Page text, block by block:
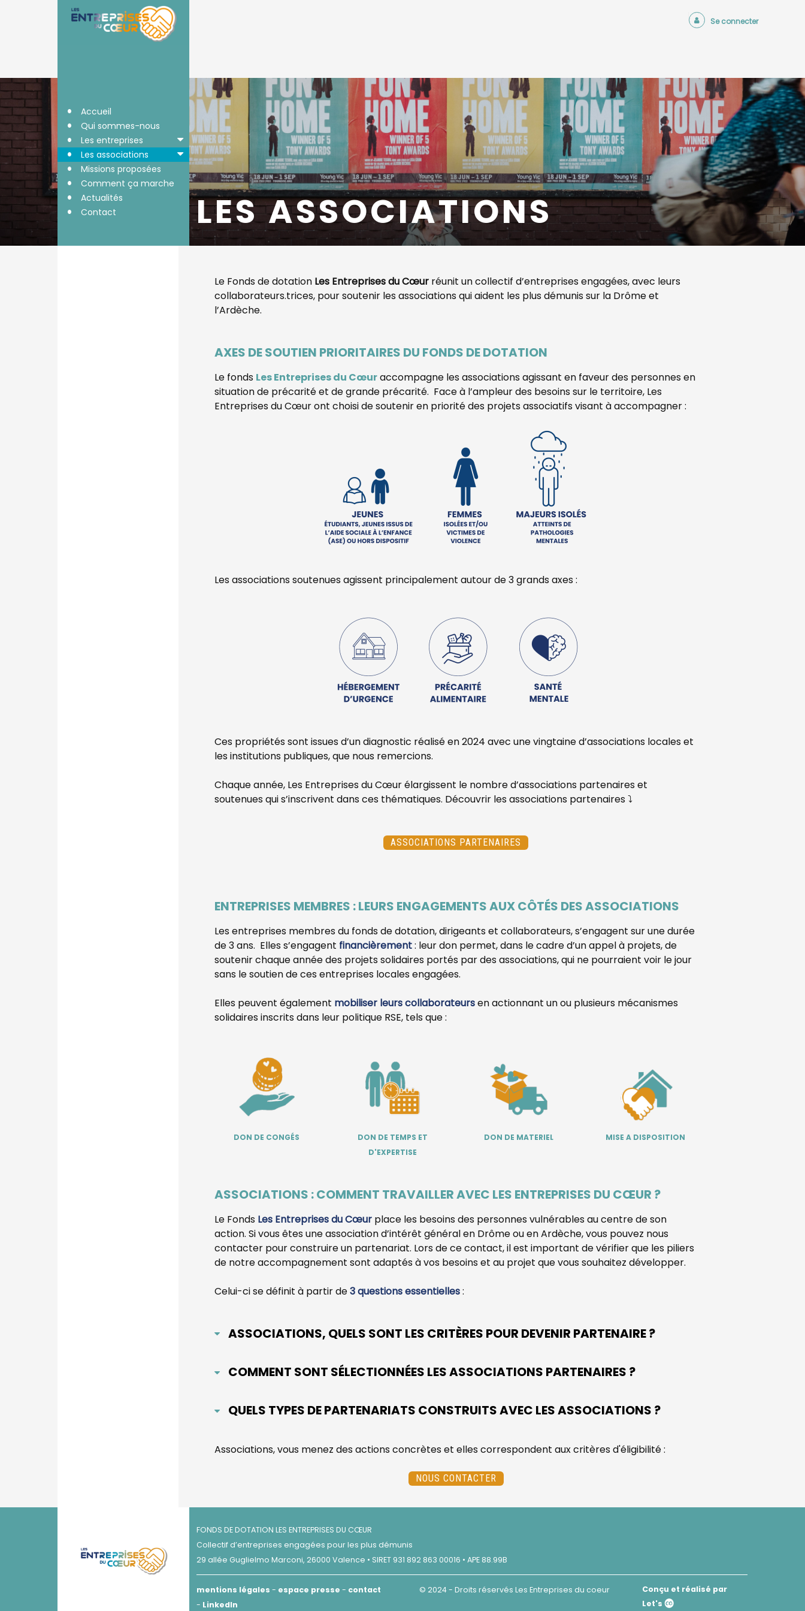
Se connecter
• Accueil
• Qui sommes-nous
• Les entreprises
• Les associations
• Missions proposées
• Comment ça marche
• Actualités
• Contact LES ASSOCIATIONS
Le Fonds de dotation Les Entreprises du Cœurréunit un collectif d’entreprises engagées, avec leurs
collaborateurs.trices, pour soutenir les associations qui aident les plus démunis sur la Drôme et
l’Ardèche.
AXES DE SOUTIEN PRIORITAIRES DU FONDS DE DOTATION
Le fonds Les Entreprises du Cœuraccompagne les associations agissant en faveur des personnes en
situation de précarité et de grande précarité. Face à l’ampleur des besoins sur le territoire, Les
Entreprises du Cœur ont choisi de soutenir en priorité des projets associatifs visant à accompagner :
Les associations soutenues agissent principalement autour de 3 grands axes :
Ces propriétés sont issues d’un diagnostic réalisé en 2024 avec une vingtaine d’associations locales et
les institutions publiques, que nous remercions.
Chaque année, Les Entreprises du Cœur élargissent le nombre d’associations partenaires et
soutenues qui s’inscrivent dans ces thématiques. Découvrir les associations partenaires ⤵︎
ASSOCIATIONS PARTENAIRES
ENTREPRISES MEMBRES : LEURS ENGAGEMENTS AUX CÔTÉS DES ASSOCIATIONS
Les entreprises membres du fonds de dotation, dirigeants et collaborateurs, s’engagent sur une durée
de 3 ans. Elles s’engagent financièrement: leur don permet, dans le cadre d’un appel à projets, de
soutenir chaque année des projets solidaires portés par des associations, qui ne pourraient voir le jour
sans le soutien de ces entreprises locales engagées.
Elles peuvent également mobiliser leurs collaborateursen actionnant un ou plusieurs mécanismes
solidaires inscrits dans leur politique RSE, tels que :
DON DE CONGÉS
DON DE TEMPS ET
D'EXPERTISE
DON DE MATERIEL MISE A DISPOSITION
ASSOCIATIONS : COMMENT TRAVAILLER AVEC LES ENTREPRISES DU CŒUR ?
Le Fonds Les Entreprises du Cœurplace les besoins des personnes vulnérables au centre de son
action. Si vous êtes une association d’intérêt général en Drôme ou en Ardèche, vous pouvez nous
contacter pour construire un partenariat. Lors de ce contact, il est important de vérifier que les piliers
de notre accompagnement sont adaptés à vos besoins et au projet que vous souhaitez développer.
Celui-ci se définit à partir de3 questions essentielles:
ASSOCIATIONS, QUELS SONT LES CRITÈRES POUR DEVENIR PARTENAIRE ?
COMMENT SONT SÉLECTIONNÉES LES ASSOCIATIONS PARTENAIRES ?
QUELS TYPES DE PARTENARIATS CONSTRUITS AVEC LES ASSOCIATIONS ?
Associations, vous menez des actions concrètes et elles correspondent aux critères d'éligibilité :
NOUS CONTACTER
FONDS DE DOTATION LES ENTREPRISES DU CŒUR
Collectif d’entreprises engagées pour les plus démunis
29 allée Guglielmo Marconi, 26000 Valence • SIRET 931 892 863 00016 • APE 88.99B
mentions légales - espace presse - contact
- LinkedIn
© 2024 - Droits réservés Les Entreprises du coeur
Conçu et réalisé par
Let's